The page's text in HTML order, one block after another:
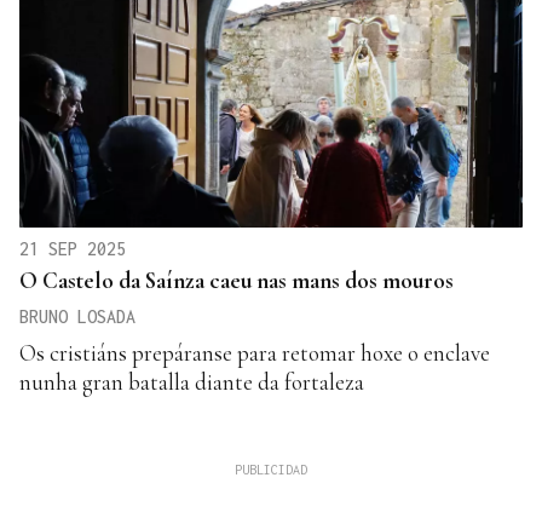
21 SEP 2025
O Castelo da Saínza caeu nas mans dos mouros
BRUNO LOSADA
Os cristiáns prepáranse para retomar hoxe o enclave
nunha gran batalla diante da fortaleza